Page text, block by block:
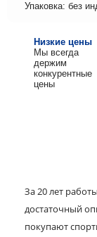
Упаковка: без
Низкие цены
Мы всегда
держим
конкурентные
цены
За 20 лет
достаточный
покупают